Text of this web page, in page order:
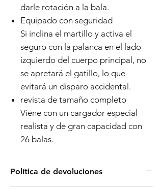
darle rotación a la bala.
Equipado con seguridad
Si inclina el martillo y activa el
seguro con la palanca en el lado
izquierdo del cuerpo principal, no
se apretará el gatillo, lo que
evitará un disparo accidental.
revista de tamaño completo
Viene con un cargador especial
realista y de gran capacidad con
26 balas.
Política de devoluciones